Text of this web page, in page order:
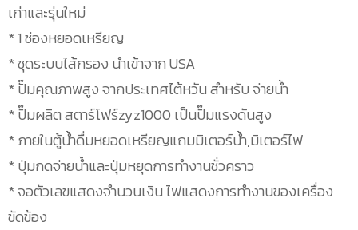
เก่าและรุ่นใหม่
* 1 ช่องหยอดเหรียญ
* ชุดระบบไส้กรอง นำเข้าจาก USA
* ปั๊มคุณภาพสูง จากประเทศไต้หวัน สำหรับ จ่ายน้ำ
* ปั๊มผลิต สตาร์โฟร์zyz1000 เป็นปั๊มแรงดันสูง
* ภายในตู้น้ำดื่มหยอดเหรียญแถมมิเตอร์น้ำ,มิเตอร์ไฟ
* ปุ่มกดจ่ายน้ำและปุ่มหยุดการทำงานชั่วคราว
* จอตัวเลขแสดงจำนวนเงิน ไฟแสดงการทำงานของเครื่อง
ขัดข้อง